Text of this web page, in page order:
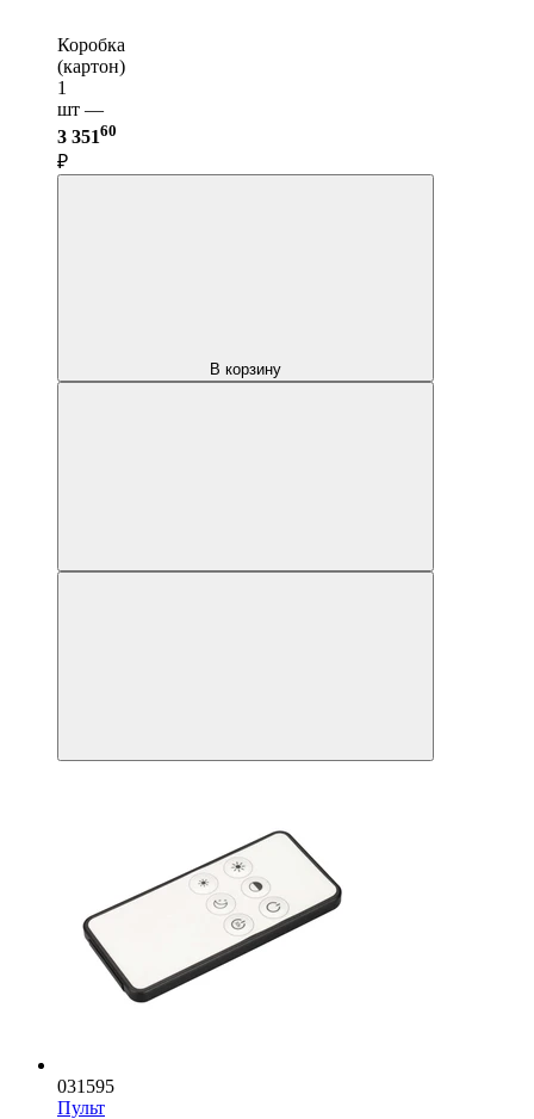
Коробка
(картон)
1
шт —
3 35160
₽
В корзину
031595
Пульт